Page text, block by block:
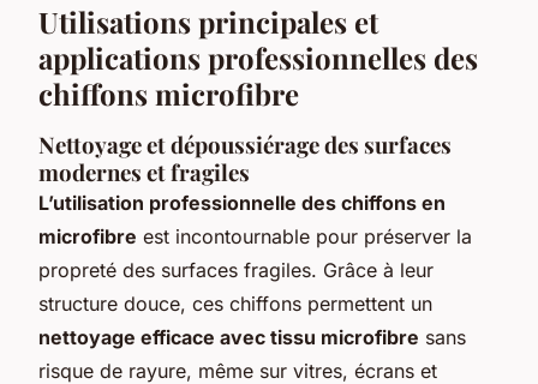
Utilisations principales et
applications professionnelles des
chiffons microfibre
Nettoyage et dépoussiérage des surfaces
modernes et fragiles
L’utilisation professionnelle des chiffons en
microfibre est incontournable pour préserver la
propreté des surfaces fragiles. Grâce à leur
structure douce, ces chiffons permettent un
nettoyage efficace avec tissu microfibre sans
risque de rayure, même sur vitres, écrans et